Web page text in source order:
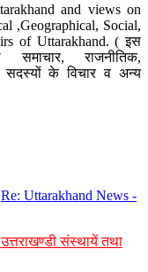
and views on
,Geographical, Social,
of Uttarakhand. ( इस
राजनीतिक,
सदस्यों के विचार व अन्य
Re: Uttarakhand News -
संस्थायें तथा